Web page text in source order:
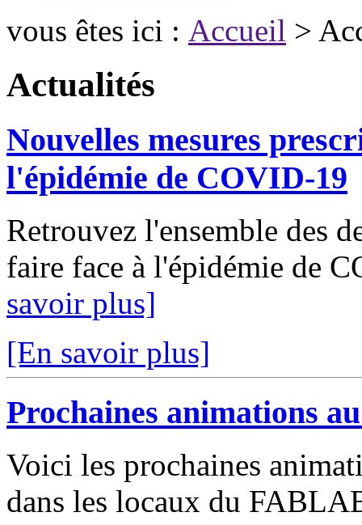
vous êtes ici : Accueil >
Actualités
Nouvelles mesures
l'épidémie de COVID-19
Retrouvez l'ensemble des
faire face à l'épidémie de
savoir plus]
[En savoir plus]
Prochaines animations
Voici les prochaines
dans les locaux du